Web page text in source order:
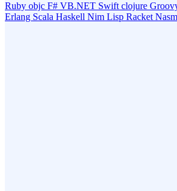
Ruby objc F# VB.NET Swift clojure
Erlang Scala Haskell Nim Lisp Racket Nasm